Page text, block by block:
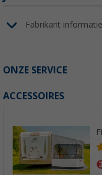
Fabrikant informatie
ONZE SERVICE
ACCESSOIRES